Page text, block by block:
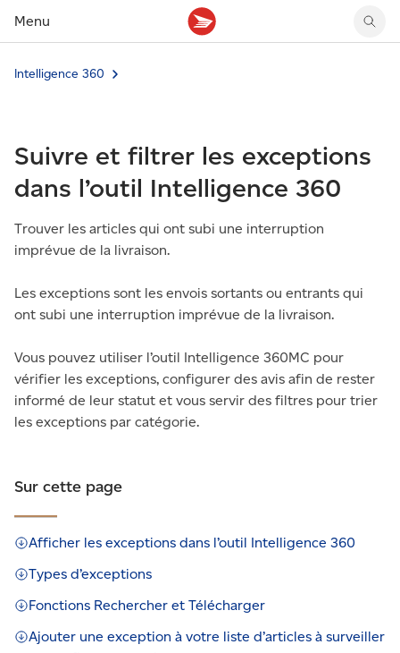
Menu
Tarifs des timbres
Faire un envoi au Canada
Acheter timbres et fournitures d’emballage
Conseils d’expédition
Suivre un envoi
Gérer courrier et colis
Boîtes postales et casiers
Compte MonArgent Postes Canada
Cartes et services prépayés
Voir les nouveaux timbres
Proposer un timbre
Magazine En détail
Intelligence 360
Suivre et filtrer les exceptions
dans l’outil Intelligence 360
Trouver les articles qui ont subi une interruption
imprévue de la livraison.
Les exceptions sont les envois sortants ou entrants qui
ont subi une interruption imprévue de la livraison.
Vous pouvez utiliser l’outil Intelligence 360MC pour
vérifier les exceptions, configurer des avis afin de rester
informé de leur statut et vous servir des filtres pour trier
les exceptions par catégorie.
Sur cette page
Afficher les exceptions dans l’outil Intelligence 360
Types d’exceptions
Fonctions Rechercher et Télécharger
Ajouter une exception à votre liste d’articles à surveiller